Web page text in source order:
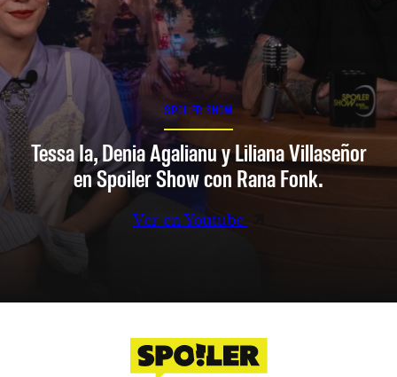
SPOILER SHOW
Tessa Ia, Denia Agalianu y Liliana Villaseñor
en Spoiler Show con Rana Fonk.
Ver en Youtube